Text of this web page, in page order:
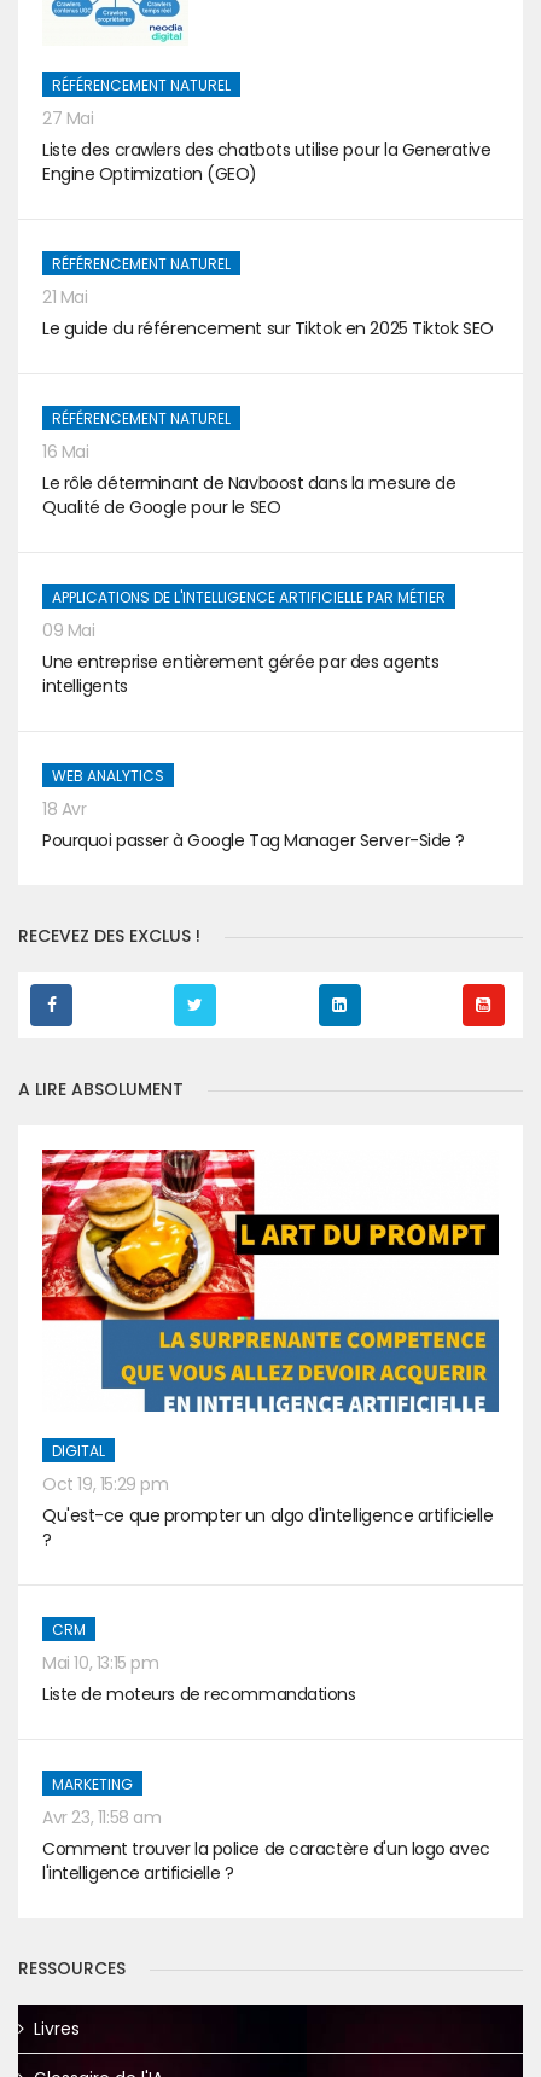
RÉFÉRENCEMENT NATUREL
27 Mai
Liste des crawlers des chatbots utilise pour la Generative
Engine Optimization (GEO)
RÉFÉRENCEMENT NATUREL
21 Mai
Le guide du référencement sur Tiktok en 2025 Tiktok SEO
RÉFÉRENCEMENT NATUREL
16 Mai
Le rôle déterminant de Navboost dans la mesure de
Qualité de Google pour le SEO
APPLICATIONS DE L'INTELLIGENCE ARTIFICIELLE PAR MÉTIER
09 Mai
Une entreprise entièrement gérée par des agents
intelligents
WEB ANALYTICS
18 Avr
Pourquoi passer à Google Tag Manager Server-Side ?
RECEVEZ DES EXCLUS !
A LIRE ABSOLUMENT
DIGITAL
Oct 19, 15:29 pm
Qu'est-ce que prompter un algo d'intelligence artificielle
?
CRM
Mai 10, 13:15 pm
Liste de moteurs de recommandations
MARKETING
Avr 23, 11:58 am
Comment trouver la police de caractère d'un logo avec
l'intelligence artificielle ?
RESSOURCES
Livres